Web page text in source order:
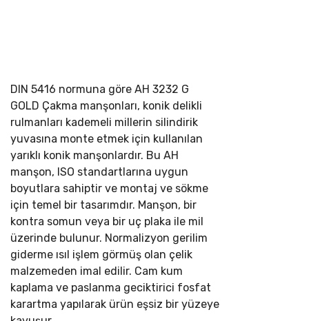
DIN 5416 normuna göre AH 3232 G
GOLD Çakma manşonları, konik delikli
rulmanları kademeli millerin silindirik
yuvasına monte etmek için kullanılan
yarıklı konik manşonlardır. Bu AH
manşon, ISO standartlarına uygun
boyutlara sahiptir ve montaj ve sökme
için temel bir tasarımdır. Manşon, bir
kontra somun veya bir uç plaka ile mil
üzerinde bulunur. Normalizyon gerilim
giderme ısıl işlem görmüş olan çelik
malzemeden imal edilir. Cam kum
kaplama ve paslanma geciktirici fosfat
karartma yapılarak ürün eşsiz bir yüzeye